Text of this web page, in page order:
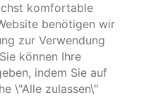
Zivilisation.
005 facebook
komfortable
benötigen wir
zur Verwendung
können Ihre
indem Sie auf
\"Alle zulassen\"